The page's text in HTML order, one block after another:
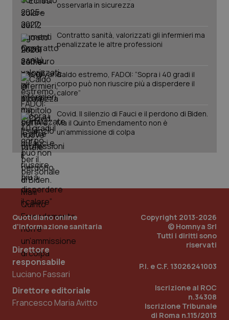
Tumori del Polmone & Testa Collo
Tumori gastrointestinali
Ulcera & Reflusso
Vaccini
osservarla in sicurezza
Contratto sanità, valorizzati gli infermieri ma
penalizzate le altre professioni
Caldo estremo, FADOI: “Sopra i 40 gradi il
corpo può non riuscire più a disperdere il
calore”
Covid. Il silenzio di Fauci e il perdono di Biden.
Ma il Quinto Emendamento non è
un’ammissione di colpa
Quotidiano online
d'informazione sanitaria
Direttore
responsabile
Luciano Fassari
Direttore editoriale
Francesco Maria Avitto
Copyright 2013-2026
© Homnya Srl
Tutti i diritti sono
riservati
P.I. e C.F. 13026241003
Iscrizione al ROC
n.34308
Iscrizione Tribunale
di Roma n.115/2013
CookieScriptConsent
tracking-sites-ironfish-
tracking-enable
tracking-sites-ironfish-
session-id
www.quotidianosanita.it
4
_ga
1